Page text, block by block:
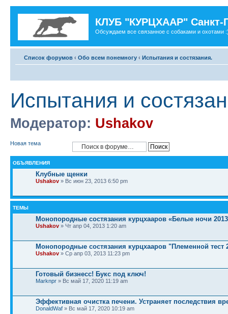
КЛУБ "КУРЦХААР" Санкт-
Обсуждаем все связанное с собаками и охотами
Список форумов ‹ Обо всем понемногу ‹ Испытания и состязания.
Испытания и
Модератор: Ushakov
Новая тема
ОБЪЯВЛЕНИЯ
Клубные щенки
Ushakov » Вс июн 23, 2013 6:50 pm
ТЕМЫ
Монопородные состязания курцхааров «Белые ночи
Ushakov » Чт апр 04, 2013 1:20 am
Монопородные состязания курцхааров "Племенной тест
Ushakov » Ср апр 03, 2013 11:23 pm
Готовый бизнесс! Букс под ключ!
Marknpr » Вс май 17, 2020 11:19 am
Эффективная очистка печени. Устраняет последствия
DonaldWaf » Вс май 17, 2020 10:19 am